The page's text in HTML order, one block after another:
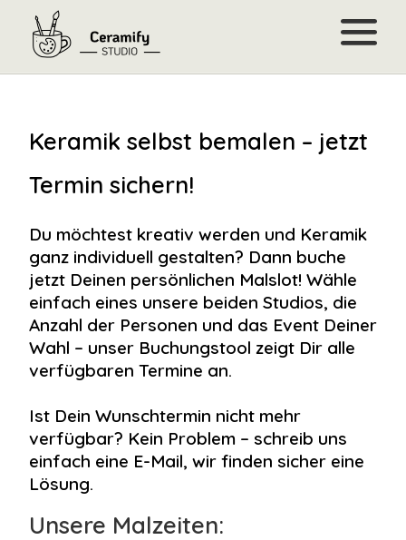
Events
Junggesellinnenabschied
Kindergeburtstag
Firmenevent & Teamevent
FAQ
Keramik selbst bemalen – jetzt
Termin sichern!
Du möchtest kreativ werden und Keramik
ganz individuell gestalten? Dann buche
jetzt Deinen persönlichen Malslot! Wähle
einfach eines unsere beiden Studios, die
Anzahl der Personen und das Event Deiner
Wahl – unser Buchungstool zeigt Dir alle
verfügbaren Termine an.
Ist Dein Wunschtermin nicht mehr
verfügbar? Kein Problem – schreib uns
einfach eine E-Mail, wir finden sicher eine
Lösung.
Unsere Malzeiten: